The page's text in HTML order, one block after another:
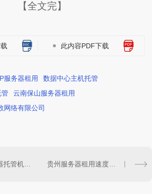
【全文完】
此内容PDF下载
服务器租用
数据中心主机托管
云南保山服务器租用
网络有限公司